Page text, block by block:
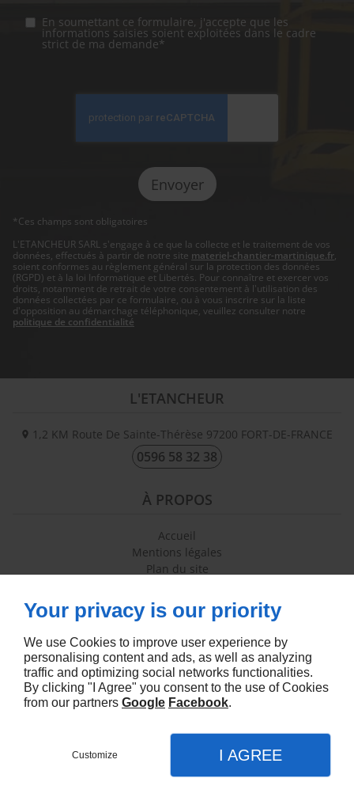
En soumettant ce formulaire, j'accepte que les
informations saisies soient exploitées dans le cadre
strict de ma demande*
*Ces champs sont obligatoires
L'ETANCHEUR SARL s'engage à ce que la collecte et le traitement de vos
données, effectués à partir de notre site materiel-chantier-martinique.fr,
soient conformes au règlement général sur la protection des données
(RGPD) et à la loi Informatique et Libertés. Pour connaître et exercer vos
droits, notamment de retrait de votre consentement à l'utilisation des
données collectées par ce formulaire, ou à vous inscrire sur la liste
d'opposition au démarchage téléphonique, veuillez consulter notre
politique de confidentialité
L'ETANCHEUR
1,2 KM Route De Sainte-Thérèse 97200 FORT-DE-FRANCE
0596 58 32 38
À PROPOS
Accueil
Mentions légales
Plan du site
SUIVEZ-NOUS
Appel
Your privacy is our priority
We use Cookies to improve user experience by
personalising content and ads, as well as analyzing
traffic and optimizing social networks functionalities.
By clicking "I Agree" you consent to the use of Cookies
from our partners Google Facebook.
Customize I AGREE